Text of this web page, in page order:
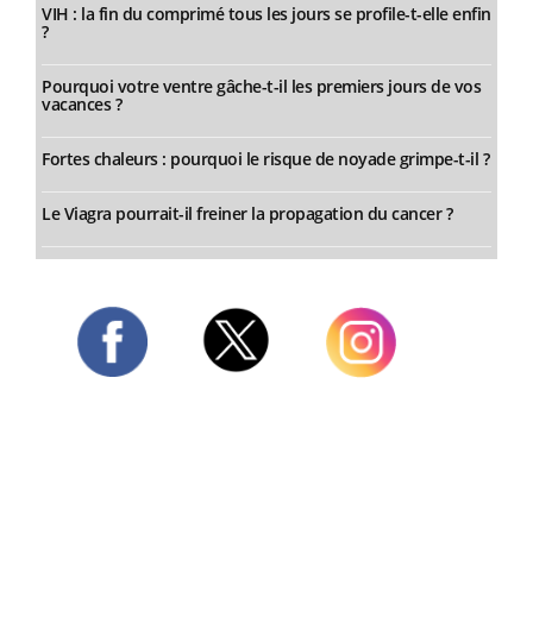
VIH : la fin du comprimé tous les jours se profile-t-elle enfin
?
Pourquoi votre ventre gâche-t-il les premiers jours de vos
vacances ?
Fortes chaleurs : pourquoi le risque de noyade grimpe-t-il ?
Le Viagra pourrait-il freiner la propagation du cancer ?